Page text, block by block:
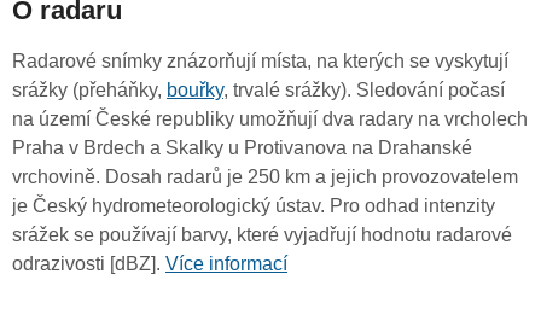
O radaru
Radarové snímky znázorňují místa, na kterých se vyskytují
srážky (přeháňky, bouřky, trvalé srážky). Sledování počasí
na území České republiky umožňují dva radary na vrcholech
Praha v Brdech a Skalky u Protivanova na Drahanské
vrchovině. Dosah radarů je 250 km a jejich provozovatelem
je Český hydrometeorologický ústav. Pro odhad intenzity
srážek se používají barvy, které vyjadřují hodnotu radarové
odrazivosti [dBZ]. Více informací